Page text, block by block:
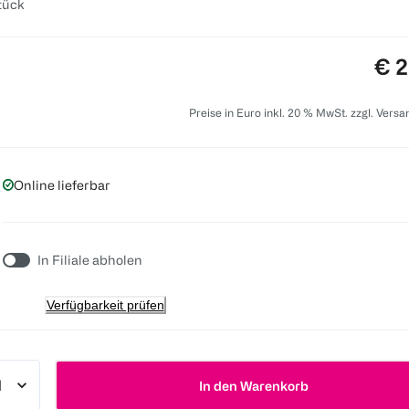
€
Preise in Euro inkl. 20 % MwSt. zzgl.
Online lieferbar
In Filiale abholen
Verfügbarkeit prüfen
In den Warenkorb